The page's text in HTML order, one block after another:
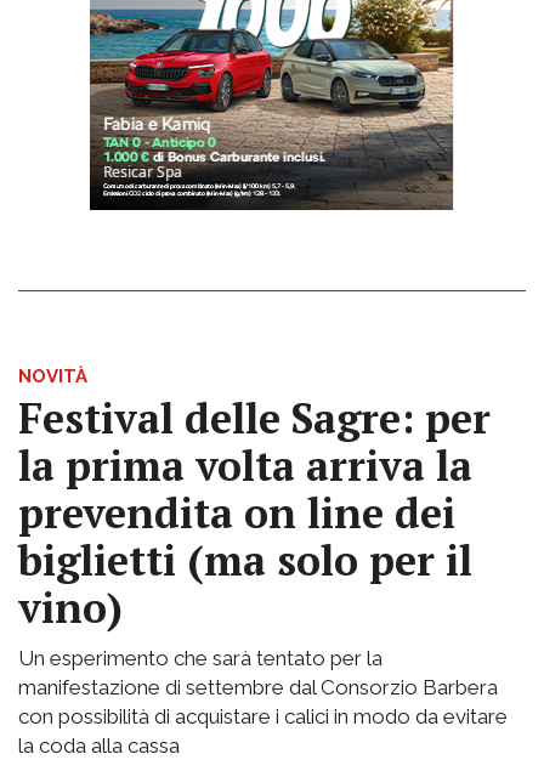
NOVITÀ
Festival delle Sagre: per
la prima volta arriva la
prevendita on line dei
biglietti (ma solo per il
vino)
Un esperimento che sarà tentato per la
manifestazione di settembre dal Consorzio Barbera
con possibilità di acquistare i calici in modo da evitare
la coda alla cassa